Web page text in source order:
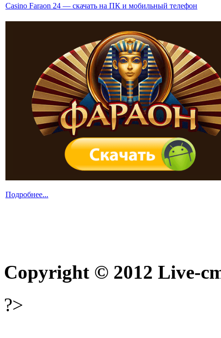
Casino Faraon 24 — скачать на ПК и мобильный телефон
Подробнее...
Copyright © 2012 Live-
?>